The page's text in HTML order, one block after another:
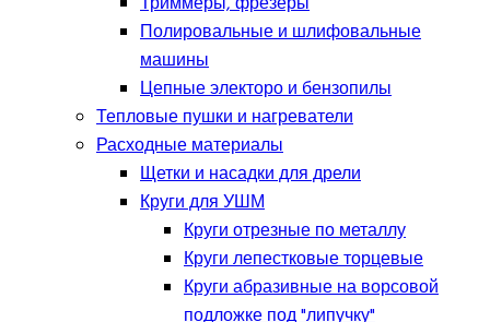
Полировальные и шлифовальные
машины
Цепные электоро и бензопилы
Тепловые пушки и нагреватели
Расходные материалы
Щетки и насадки для дрели
Круги для УШМ
Круги отрезные по металлу
Круги лепестковые торцевые
Круги абразивные на ворсовой